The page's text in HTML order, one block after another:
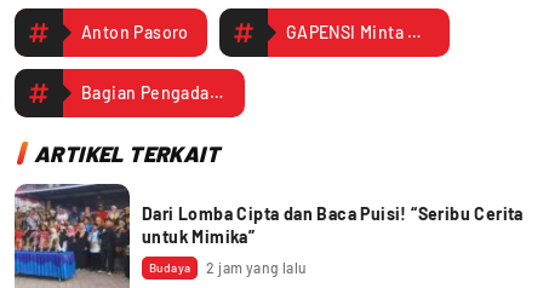
Anton Pasoro GAPENSI Minta BPBJ Mimika Kembalikan Paket Pekerjaan yang Bisa Dipecah ke OPD
Bagian Pengadaan Barang dan Jasa Mimika
ARTIKEL TERKAIT
Dari Lomba Cipta dan Baca Puisi! “Seribu Cerita
untuk Mimika”
Budaya 2 jam yang lalu